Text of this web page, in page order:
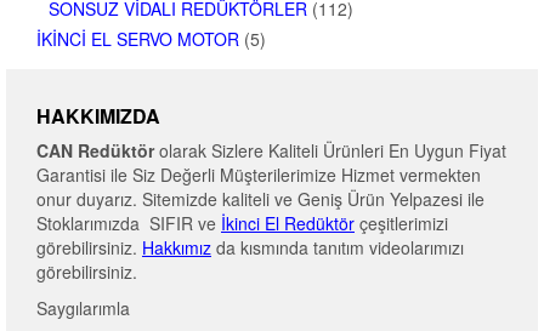
SONSUZ VIDALI REDÜKTÖRLER (112)
İKINCI EL SERVO MOTOR (5)
HAKKIMIZDA
CAN Redüktörolarak Sizlere Kaliteli Ürünleri En Uygun Fiyat
Garantisi ile Siz Değerli Müşterilerimize Hizmet vermekten
onur duyarız. Sitemizde kaliteli ve Geniş Ürün Yelpazesi ile
Stoklarımızda SIFIR ve İkinci El Redüktör çeşitlerimizi
görebilirsiniz. Hakkımız da kısmında tanıtım videolarımızı
görebilirsiniz.
Saygılarımla